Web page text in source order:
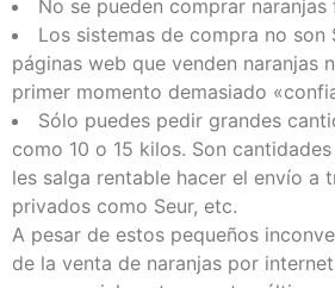
No se pueden comprar
Los sistemas de compra no son
páginas web que venden naranjas
primer momento demasiado
Sólo puedes pedir grandes
como 10 o 15 kilos. Son
les salga rentable hacer el envío a
privados como Seur, etc.
A pesar de estos pequeños
de la venta de naranjas por